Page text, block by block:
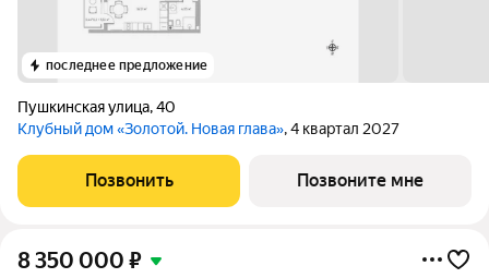
последнее предложение
Пушкинская улица,40
Клубный дом «Золотой. Новая глава», 4 квартал 2027
Позвонить Позвоните мне
8 350 000 ₽